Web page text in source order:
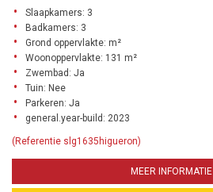
Slaapkamers: 3
Badkamers: 3
Grond oppervlakte: m²
Woonoppervlakte: 131 m²
Zwembad: Ja
Tuin: Nee
Parkeren: Ja
general.year-build: 2023
(Referentie slg1635higueron)
MEER INFORMATIE